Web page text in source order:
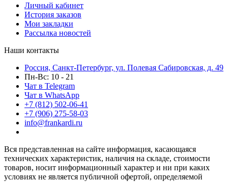
Личный кабинет
История заказов
Мои закладки
Рассылка новостей
Наши контакты
Россия, Санкт-Петербург, ул. Полевая Сабировская, д. 49
Пн-Вс: 10 - 21
Чат в Telegram
Чат в WhatsApp
+7 (812) 502-06-41
+7 (906) 275-58-03
info@frankardi.ru
Вся представленная на сайте информация, касающаяся
технических характеристик, наличия на складе, стоимости
товаров, носит информационный характер и ни при каких
условиях не является публичной офертой, определяемой